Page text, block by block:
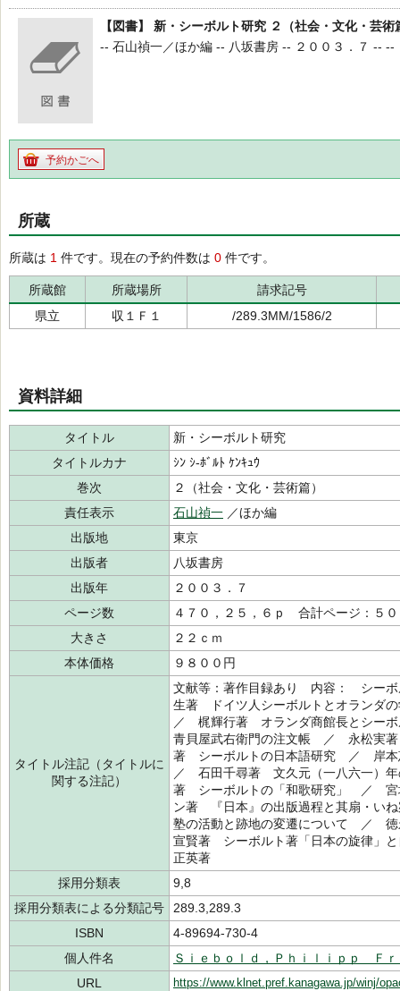
【図書】 新・シーボルト研究 ２（社会・文化・芸術
-- 石山禎一／ほか編 -- 八坂書房 -- ２００３．７ -- --
予約かごへ
所蔵
所蔵は 1 件です。現在の予約件数は 0 件です。
所蔵館 所蔵場所
請求記号
県立
収１Ｆ１ /289.3MM/1586/2
資料詳細
タイトル
新・シーボルト研究
タイトルカナ
ｼﾝ ｼ-ﾎﾞﾙﾄ ｹﾝｷｭｳ
巻次
２（社会・文化・芸術篇）
責任表示
石山禎一 ／ほか編
出版地
東京
出版者
八坂書房
出版年
２００３．７
ページ数
４７０，２５，６ｐ 合計ページ：５
大きさ
２２ｃｍ
本体価格
９８００円
タイトル注記（タイトルに
関する注記）
文献等：著作目録あり 内容： シー
生著 ドイツ人シーボルトとオラン
／ 梶輝行著 オランダ商館長とシー
青貝屋武右衛門の注文帳 ／ 永松実
著 シーボルトの日本語研究 ／ 岸
／ 石田千尋著 文久元（一八六一）
著 シーボルトの「和歌研究」 ／ 宮
ン著 『日本』の出版過程と其扇・
塾の活動と跡地の変遷について ／
宣賢著 シーボルト著「日本の旋律
正英著
採用分類表
9,8
採用分類表による分類記号
289.3,289.3
ISBN
4-89694-730-4
個人件名
Ｓｉｅｂｏｌｄ，Ｐｈｉｌｉｐｐ Ｆ
URL
https://www.klnet.pref.kanagawa.jp/winj/